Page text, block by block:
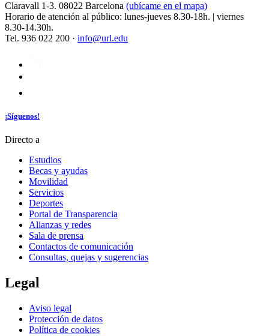
Claravall 1-3. 08022 Barcelona (ubícame en el mapa)
Horario de atención al público: lunes-jueves 8.30-18h. | viernes
8.30-14.30h.
Tel. 936 022 200 · info@url.edu
¡Síguenos!
Directo a
Estudios
Becas y ayudas
Movilidad
Servicios
Deportes
Portal de Transparencia
Alianzas y redes
Sala de prensa
Contactos de comunicación
Consultas, quejas y sugerencias
Legal
Aviso legal
Protección de datos
Política de cookies